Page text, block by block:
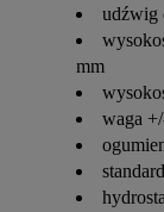
udźwig
mm
waga